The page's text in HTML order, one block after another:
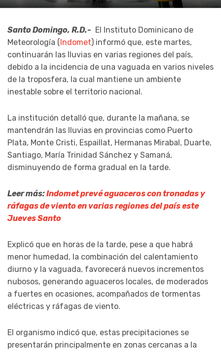
Santo Domingo, R.D.- El Instituto Dominicano de
Meteorología (Indomet) informó que, este martes,
continuarán las lluvias en varias regiones del país,
debido a la incidencia de una vaguada en varios niveles
de la troposfera, la cual mantiene un ambiente
inestable sobre el territorio nacional.
La institución detalló que, durante la mañana, se
mantendrán las lluvias en provincias como Puerto
Plata, Monte Cristi, Espaillat, Hermanas Mirabal, Duarte,
Santiago, María Trinidad Sánchez y Samaná,
disminuyendo de forma gradual en la tarde.
Leer más:Indomet prevé aguaceros con tronadas y
ráfagas de viento en varias regiones del país este
Jueves Santo
Explicó que en horas de la tarde, pese a que habrá
menor humedad, la combinación del calentamiento
diurno y la vaguada, favorecerá nuevos incrementos
nubosos, generando aguaceros locales, de moderados
a fuertes en ocasiones, acompañados de tormentas
eléctricas y ráfagas de viento.
El organismo indicó que, estas precipitaciones se
presentarán principalmente en zonas cercanas a la